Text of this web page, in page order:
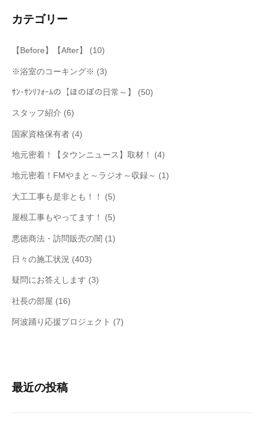
カテゴリー
【Before】【After】 (10)
※浴室のコーキング※ (3)
ｻﾝ･ｻﾝﾘﾌｫｰﾑの【ほのぼの日常～】 (50)
スタッフ紹介 (6)
国家資格保有者 (4)
地元密着！【タウンニュース】取材！ (4)
地元密着！FMやまと～ラジオ～収録～ (1)
大工工事も是非とも！！ (5)
屋根工事もやってます！ (5)
悪徳商法・訪問販売の闇 (1)
日々の施工状況 (403)
疑問にお答えします (3)
社長の部屋 (16)
阿波踊り応援プロジェクト (7)
最近の投稿